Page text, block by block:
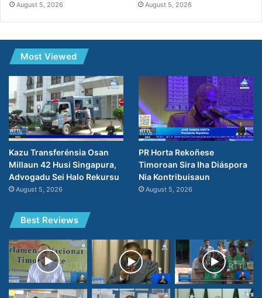
August 5, 2026 August 5, 2026
Most Viewed
Kazu Transferénsia Osan
Millaun 42 Husi Singapura,
Advogadu Sei Halo Rekursu
August 5, 2026
PR Horta Rekoñese
Timoroan Sira Iha Diáspora
Nia Kontribuisaun
August 5, 2026
Best Reviews